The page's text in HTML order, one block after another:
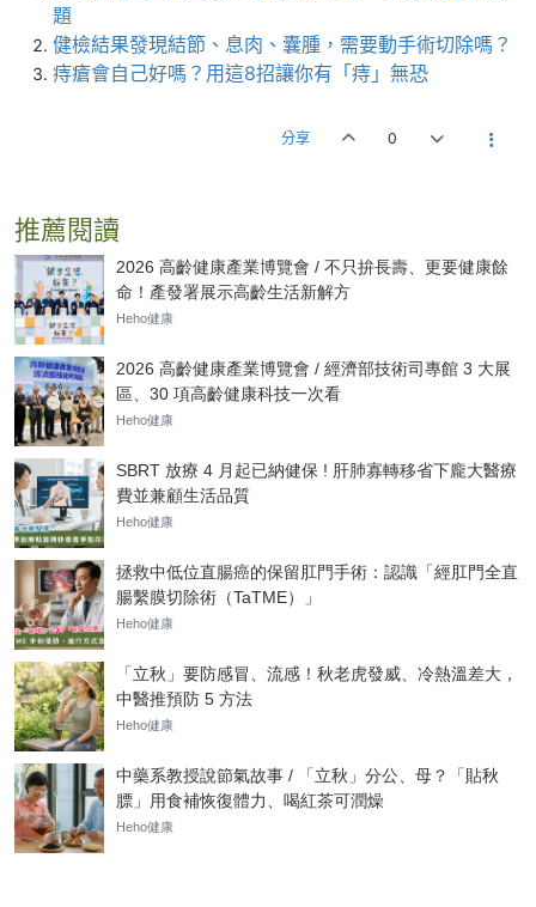
題
健檢結果發現結節、息肉、囊腫，需要動手術切除嗎？
痔瘡會自己好嗎？用這8招讓你有「痔」無恐
分享 0
推薦閱讀